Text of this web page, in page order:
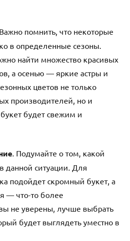
. Важно помнить, что некоторые
в определенные сезоны.
найти множество красивых
а осенью — яркие астры и
цветов не только
производителей, но и
будет свежим и
. Подумайте о том, какой
данной ситуации. Для
подойдет скромный букет, а
— что-то более
не уверены, лучше выбрать
будет выглядеть уместно в